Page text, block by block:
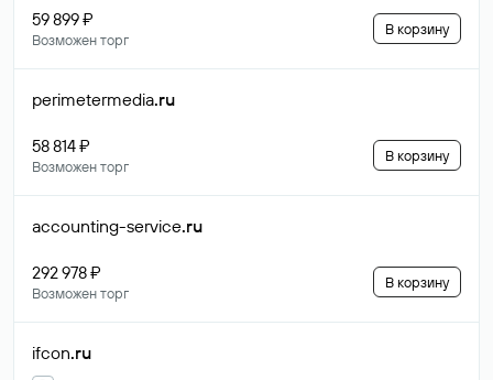
59 899 ₽
Возможен торг
В корзину
perimetermedia.ru
58 814 ₽
Возможен торг
В корзину
accounting-service.ru
292 978 ₽
Возможен торг
В корзину
ifcon.ru